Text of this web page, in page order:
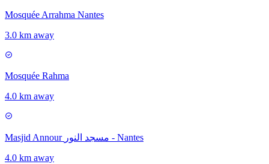
Mosquée Arrahma Nantes
3.0 km away
Mosquée Rahma
4.0 km away
Masjid Annour مسجد النور - Nantes
4.0 km away